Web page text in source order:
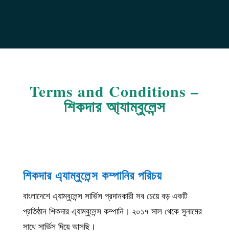
Terms and Conditions –
শিকদার আ্যাম্বুলেন্স
শিকদার এ্যাম্বুলেন্স কম্পানির পরিচয়
বাংলাদেশে এ্যাম্বুলেন্স সার্ভিস প্রদানকারী সব চেয়ে বড় একটি
প্রতিষ্ঠান শিকদার এ্যাম্বুলেন্স কম্পানি। ২০১৭ সাল থেকে সুনামের
সাথে সার্ভিস দিয়ে আসছি।